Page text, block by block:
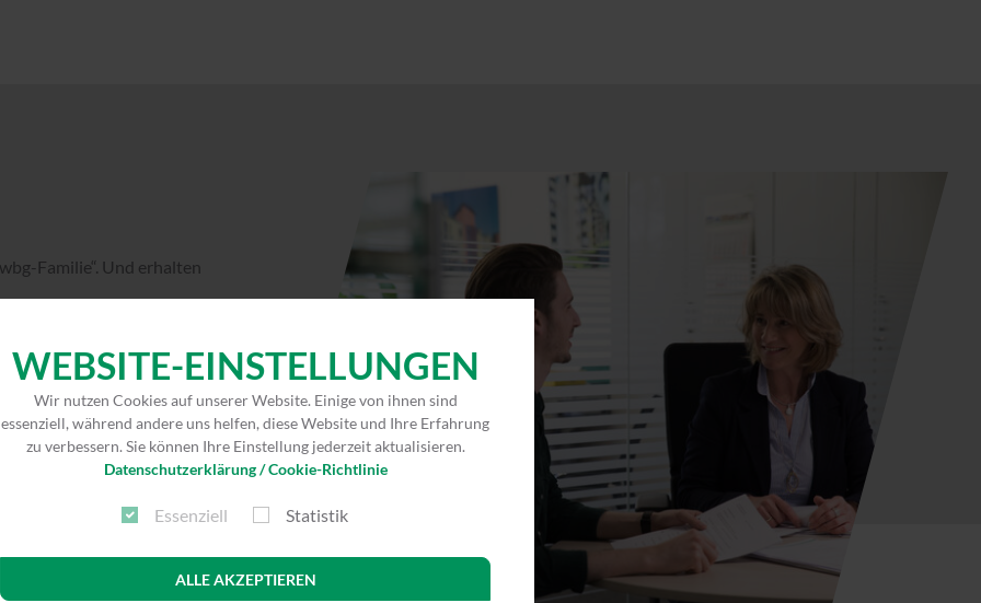
Familie“. Und erhalten
WEBSITE-EINSTELLUNGEN
Wir nutzen Cookies auf unserer Website. Einige von ihnen sind
essenziell, während andere uns helfen, diese Website und Ihre Erfahrung
zu verbessern. Sie können Ihre Einstellung jederzeit aktualisieren.
Datenschutzerklärung / Cookie-Richtlinie
Essenziell Statistik
ALLE AKZEPTIEREN